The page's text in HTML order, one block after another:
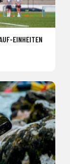
EINHEITEN